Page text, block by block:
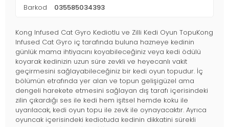
Barkod 035585034393
Kong Infused Cat Gyro Kediotlu ve Zilli Kedi Oyun TopuKong
Infused Cat Gyro iç tarafında buluna hazneye kedinin
günlük mama ihtiyacını koyabileceğiniz veya kedi ödülü
koyarak kedinizin uzun süre zevkli ve heyecanlı vakit
geçirmesini sağlayabileceğiniz bir kedi oyun topudur. İç
bölümün etrafında yer alan ve topun gelişigüzel ama
dengeli harekete etmesini sağlayan dış tarafı içerisindeki
zilin çıkardığı ses ile kedi hem işitsel hemde koku ile
uyarılacak, kedi oyun topu ile zevk ile oynayacaktır. Ayrıca
oyuncak içerisindeki kediotuda kedinin dikkatini sürekli